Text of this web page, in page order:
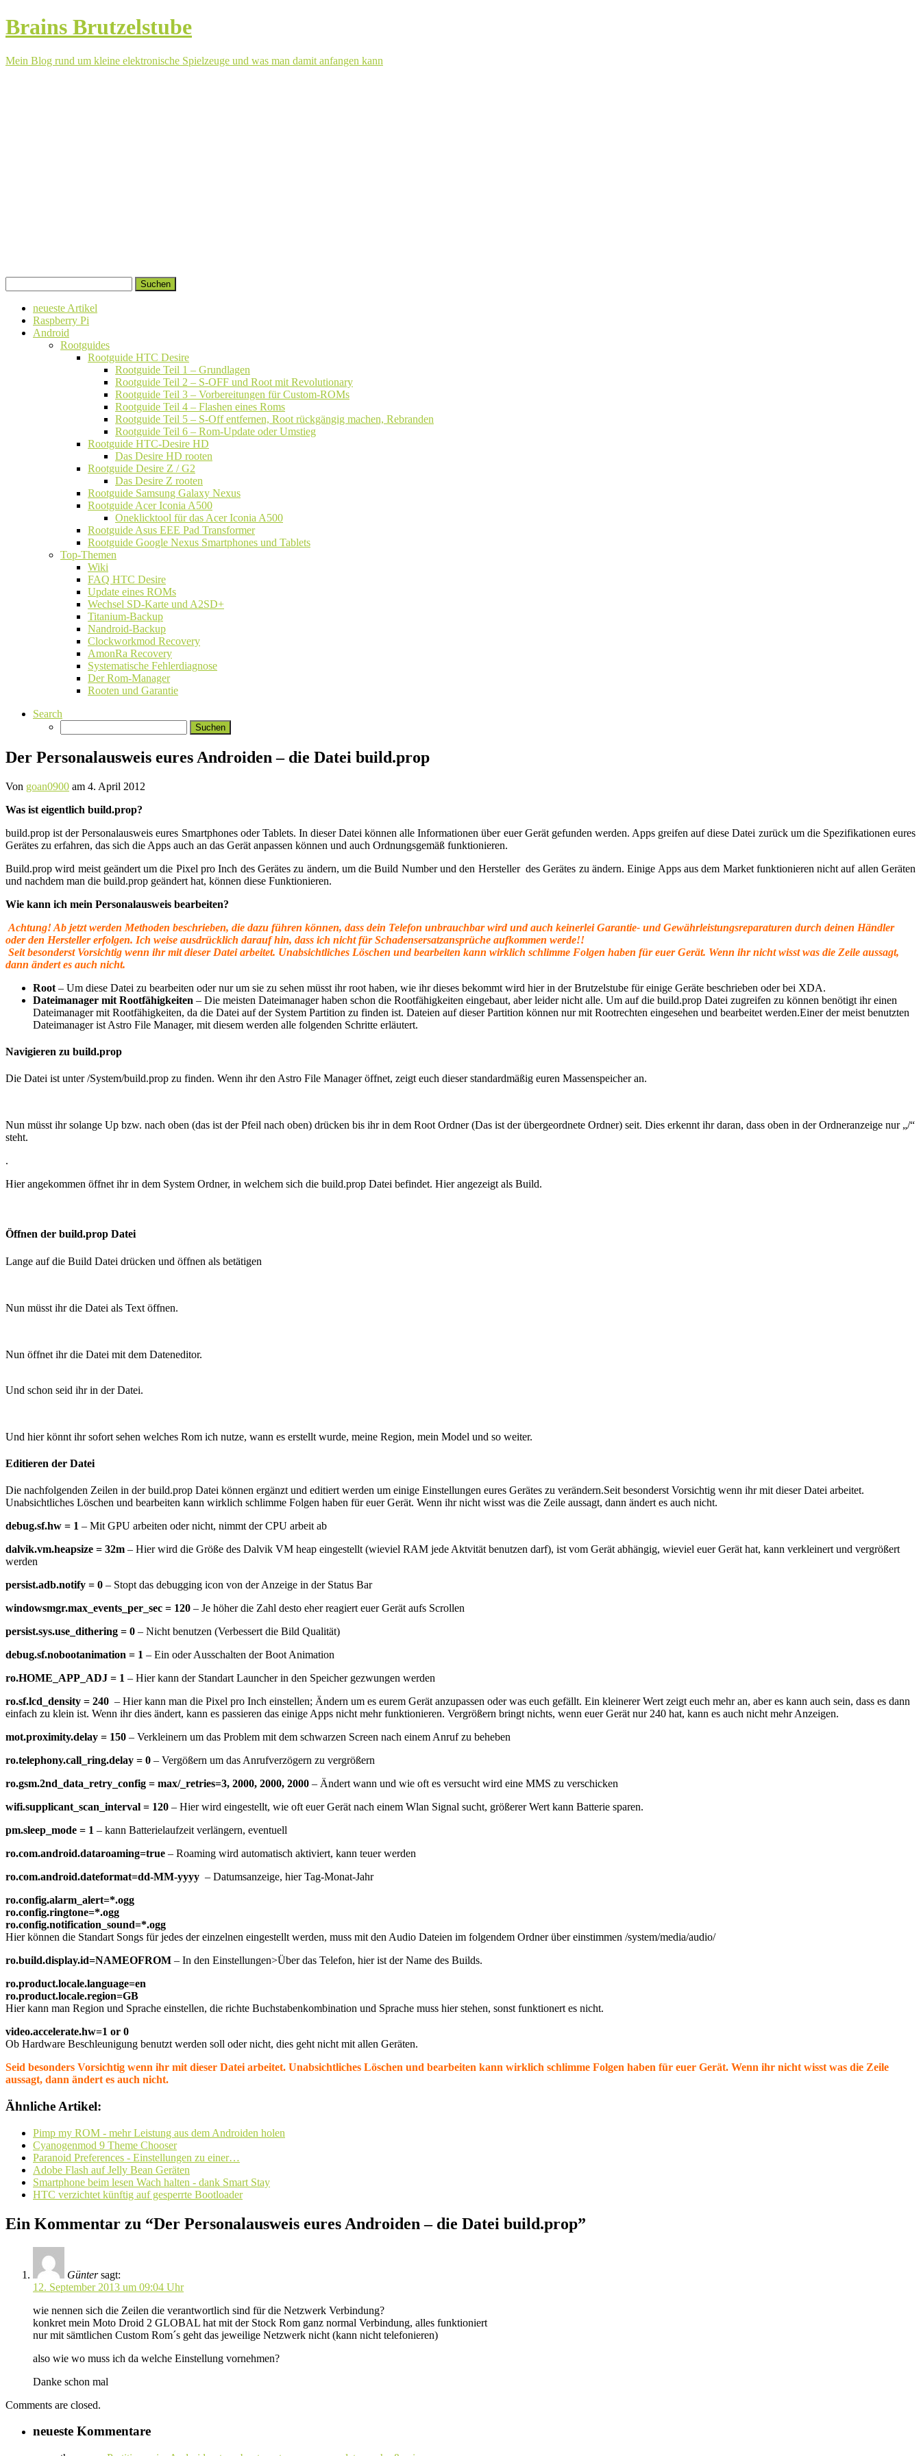
Brains Brutzelstube
Mein Blog rund um kleine elektronische Spielzeuge und was man damit anfangen kann
zum
Inhalt
nach:
neueste Artikel
Raspberry Pi
Android
Rootguides
Rootguide HTC Desire
Rootguide Teil 1 – Grundlagen
Rootguide Teil 2 – S-OFF und Root mit Revolutionary
Rootguide Teil 3 – Vorbereitungen für Custom-ROMs
Rootguide Teil 4 – Flashen eines Roms
Rootguide Teil 5 – S-Off entfernen, Root rückgängig machen, Rebranden
Rootguide Teil 6 – Rom-Update oder Umstieg
Rootguide HTC-Desire HD
Das Desire HD rooten
Rootguide Desire Z / G2
Das Desire Z rooten
Rootguide Samsung Galaxy Nexus
Rootguide Acer Iconia A500
Oneklicktool für das Acer Iconia A500
Rootguide Asus EEE Pad Transformer
Rootguide Google Nexus Smartphones und Tablets
Top-Themen
Wiki
FAQ HTC Desire
Update eines ROMs
Wechsel SD-Karte und A2SD+
Titanium-Backup
Nandroid-Backup
Clockworkmod Recovery
AmonRa Recovery
Systematische Fehlerdiagnose
Der Rom-Manager
Rooten und Garantie
Search
nach:
Der Personalausweis eures Androiden – die Datei build.prop
Von goan0900 am 4. April 2012
Was ist eigentlich build.prop?
build.prop ist der Personalausweis eures Smartphones oder Tablets. In dieser Datei können alle Informationen über euer Gerät gefunden werden. Apps greifen auf diese Datei zurück um die Spezifikationen eures
Gerätes zu erfahren, das sich die Apps auch an das Gerät anpassen können und auch Ordnungsgemäß funktionieren.
Build.prop wird meist geändert um die Pixel pro Inch des Gerätes zu ändern, um die Build Number und den Hersteller des Gerätes zu ändern. Einige Apps aus dem Market funktionieren nicht auf allen Geräten
und nachdem man die build.prop geändert hat, können diese Funktionieren.
Wie kann ich mein Personalausweis bearbeiten?
Achtung! Ab jetzt werden Methoden beschrieben, die dazu führen können, dass dein Telefon unbrauchbar wird und auch keinerlei Garantie- und Gewährleistungsreparaturen durch deinen Händler
oder den Hersteller erfolgen. Ich weise ausdrücklich darauf hin, dass ich nicht für Schadensersatzansprüche aufkommen werde!!
Seit besonderst Vorsichtig wenn ihr mit dieser Datei arbeitet. Unabsichtliches Löschen und bearbeiten kann wirklich schlimme Folgen haben für euer Gerät. Wenn ihr nicht wisst was die Zeile aussagt,
dann ändert es auch nicht.
Root – Um diese Datei zu bearbeiten oder nur um sie zu sehen müsst ihr root haben, wie ihr dieses bekommt wird hier in der Brutzelstube für einige Geräte beschrieben oder bei XDA.
Dateimanager mit Rootfähigkeiten – Die meisten Dateimanager haben schon die Rootfähigkeiten eingebaut, aber leider nicht alle. Um auf die build.prop Datei zugreifen zu können benötigt ihr einen
Dateimanager mit Rootfähigkeiten, da die Datei auf der System Partition zu finden ist. Dateien auf dieser Partition können nur mit Rootrechten eingesehen und bearbeitet werden.Einer der meist benutzten
Dateimanager ist Astro File Manager, mit diesem werden alle folgenden Schritte erläutert.
Navigieren zu build.prop
Die Datei ist unter /System/build.prop zu finden. Wenn ihr den Astro File Manager öffnet, zeigt euch dieser standardmäßig euren Massenspeicher an.
Nun müsst ihr solange Up bzw. nach oben (das ist der Pfeil nach oben) drücken bis ihr in dem Root Ordner (Das ist der übergeordnete Ordner) seit. Dies erkennt ihr daran, dass oben in der Ordneranzeige nur „/“
steht.
.
Hier angekommen öffnet ihr in dem System Ordner, in welchem sich die build.prop Datei befindet. Hier angezeigt als Build.
Öffnen der build.prop Datei
Lange auf die Build Datei drücken und öffnen als betätigen
Nun müsst ihr die Datei als Text öffnen.
Nun öffnet ihr die Datei mit dem Dateneditor.
Und schon seid ihr in der Datei.
Und hier könnt ihr sofort sehen welches Rom ich nutze, wann es erstellt wurde, meine Region, mein Model und so weiter.
Editieren der Datei
Die nachfolgenden Zeilen in der build.prop Datei können ergänzt und editiert werden um einige Einstellungen eures Gerätes zu verändern.Seit besonderst Vorsichtig wenn ihr mit dieser Datei arbeitet.
Unabsichtliches Löschen und bearbeiten kann wirklich schlimme Folgen haben für euer Gerät. Wenn ihr nicht wisst was die Zeile aussagt, dann ändert es auch nicht.
debug.sf.hw = 1 – Mit GPU arbeiten oder nicht, nimmt der CPU arbeit ab
dalvik.vm.heapsize = 32m – Hier wird die Größe des Dalvik VM heap eingestellt (wieviel RAM jede Aktvität benutzen darf), ist vom Gerät abhängig, wieviel euer Gerät hat, kann verkleinert und vergrößert
werden
persist.adb.notify = 0 – Stopt das debugging icon von der Anzeige in der Status Bar
windowsmgr.max_events_per_sec = 120 – Je höher die Zahl desto eher reagiert euer Gerät aufs Scrollen
persist.sys.use_dithering = 0 – Nicht benutzen (Verbessert die Bild Qualität)
debug.sf.nobootanimation = 1 – Ein oder Ausschalten der Boot Animation
ro.HOME_APP_ADJ = 1 – Hier kann der Standart Launcher in den Speicher gezwungen werden
ro.sf.lcd_density = 240 – Hier kann man die Pixel pro Inch einstellen; Ändern um es eurem Gerät anzupassen oder was euch gefällt. Ein kleinerer Wert zeigt euch mehr an, aber es kann auch sein, dass es dann
einfach zu klein ist. Wenn ihr dies ändert, kann es passieren das einige Apps nicht mehr funktionieren. Vergrößern bringt nichts, wenn euer Gerät nur 240 hat, kann es auch nicht mehr Anzeigen.
mot.proximity.delay = 150 – Verkleinern um das Problem mit dem schwarzen Screen nach einem Anruf zu beheben
ro.telephony.call_ring.delay = 0 – Vergößern um das Anrufverzögern zu vergrößern
ro.gsm.2nd_data_retry_config = max/_retries=3, 2000, 2000, 2000 – Ändert wann und wie oft es versucht wird eine MMS zu verschicken
wifi.supplicant_scan_interval = 120 – Hier wird eingestellt, wie oft euer Gerät nach einem Wlan Signal sucht, größerer Wert kann Batterie sparen.
pm.sleep_mode = 1 – kann Batterielaufzeit verlängern, eventuell
ro.com.android.dataroaming=true – Roaming wird automatisch aktiviert, kann teuer werden
ro.com.android.dateformat=dd-MM-yyyy – Datumsanzeige, hier Tag-Monat-Jahr
ro.config.alarm_alert=*.ogg
ro.config.ringtone=*.ogg
ro.config.notification_sound=*.ogg
Hier können die Standart Songs für jedes der einzelnen eingestellt werden, muss mit den Audio Dateien im folgendem Ordner über einstimmen /system/media/audio/
ro.build.display.id=NAMEOFROM – In den Einstellungen>Über das Telefon, hier ist der Name des Builds.
ro.product.locale.language=en
ro.product.locale.region=GB
Hier kann man Region und Sprache einstellen, die richte Buchstabenkombination und Sprache muss hier stehen, sonst funktionert es nicht.
video.accelerate.hw=1 or 0
Ob Hardware Beschleunigung benutzt werden soll oder nicht, dies geht nicht mit allen Geräten.
Seid besonders Vorsichtig wenn ihr mit dieser Datei arbeitet. Unabsichtliches Löschen und bearbeiten kann wirklich schlimme Folgen haben für euer Gerät. Wenn ihr nicht wisst was die Zeile
aussagt, dann ändert es auch nicht.
Ähnliche Artikel:
Pimp my ROM - mehr Leistung aus dem Androiden holen
Cyanogenmod 9 Theme Chooser
Paranoid Preferences - Einstellungen zu einer…
Adobe Flash auf Jelly Bean Geräten
Smartphone beim lesen Wach halten - dank Smart Stay
HTC verzichtet künftig auf gesperrte Bootloader
Ein Kommentar zu “Der Personalausweis eures Androiden – die Datei build.prop”
Günter sagt:
12. September 2013 um 09:04 Uhr
wie nennen sich die Zeilen die verantwortlich sind für die Netzwerk Verbindung?
konkret mein Moto Droid 2 GLOBAL hat mit der Stock Rom ganz normal Verbindung, alles funktioniert
nur mit sämtlichen Custom Rom´s geht das jeweilige Netzwerk nicht (kann nicht telefonieren)
also wie wo muss ich da welche Einstellung vornehmen?
Danke schon mal
Comments are closed.
neueste Kommentare